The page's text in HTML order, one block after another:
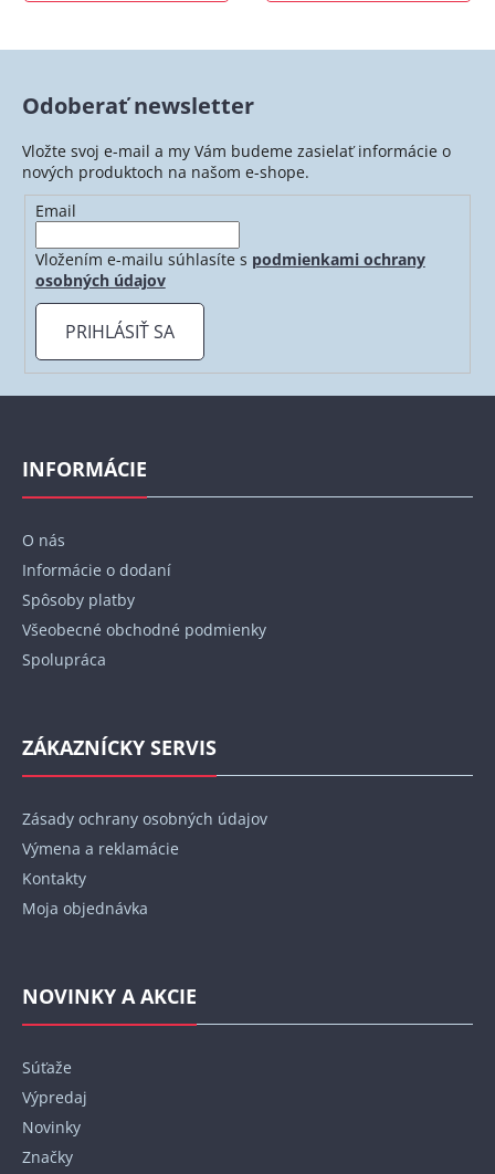
Odoberať newsletter
Vložte svoj e-mail a my Vám budeme zasielať informácie o
nových produktoch na našom e-shope.
Email
Vložením e-mailu súhlasíte s podmienkami ochrany
osobných údajov
PRIHLÁSIŤ SA
Z
INFORMÁCIE
O nás
Informácie o dodaní
Spôsoby platby
Všeobecné obchodné podmienky
Spolupráca
ZÁKAZNÍCKY SERVIS
Zásady ochrany osobných údajov
Výmena a reklamácie
Kontakty
Moja objednávka
NOVINKY A AKCIE
Súťaže
Výpredaj
Novinky
Značky